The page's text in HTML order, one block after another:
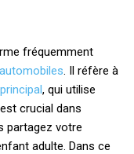
fréquemment
. Il réfère à
, qui utilise
crucial dans
partagez votre
adulte. Dans ce